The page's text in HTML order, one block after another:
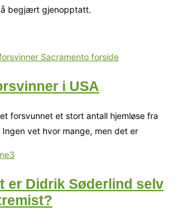
begjært gjenopptatt.
i USA
forsvunnet et stort antall hjemløse fra
vet hvor mange, men det er
er Didrik Søderlind selv